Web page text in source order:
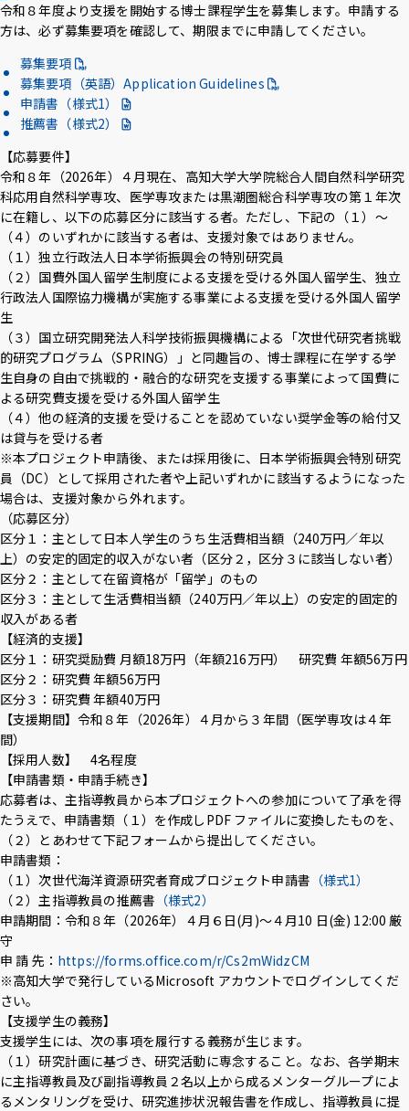
令和８年度より支援を開始する博士課程学生を募集します。申請する
方は、必ず募集要項を確認して、期限までに申請してください。
募集要項
募集要項（英語）Application Guidelines
申請書（様式1）
推薦書（様式2）
【応募要件】
令和８年（2026年）４月現在、高知大学大学院総合人間自然科学研究
科応用自然科学専攻、医学専攻または黒潮圏総合科学専攻の第１年次
に在籍し、以下の応募区分に該当する者。ただし、下記の（１）～
（４）のいずれかに該当する者は、支援対象ではありません。
（１）独立行政法人日本学術振興会の特別研究員
（２）国費外国人留学生制度による支援を受ける外国人留学生、独立
行政法人国際協力機構が実施する事業による支援を受ける外国人留学
生
（３）国立研究開発法人科学技術振興機構による「次世代研究者挑戦
的研究プログラム（SPRING）」と同趣旨の、博士課程に在学する学
生自身の自由で挑戦的・融合的な研究を支援する事業によって国費に
よる研究費支援を受ける外国人留学生
（４）他の経済的支援を受けることを認めていない奨学金等の給付又
は貸与を受ける者
※本プロジェクト申請後、または採用後に、日本学術振興会特別研究
員（DC）として採用された者や上記いずれかに該当するようになった
場合は、支援対象から外れます。
（応募区分）
区分１：主として日本人学生のうち生活費相当額（240万円／年以
上）の安定的固定的収入がない者（区分２，区分３に該当しない者）
区分２：主として在留資格が「留学」のもの
区分３：主として生活費相当額（240万円／年以上）の安定的固定的
収入がある者
【経済的支援】
区分１：研究奨励費 月額18万円（年額216万円） 研究費 年額56万円
区分２：研究費 年額56万円
区分３：研究費 年額40万円
【支援期間】令和８年（2026年）４月から３年間（医学専攻は４年
間）
【採用人数】 4名程度
【申請書類・申請手続き】
応募者は、主指導教員から本プロジェクトへの参加について了承を得
たうえで、申請書類（１）を作成しPDF ファイルに変換したものを、
（２）とあわせて下記フォームから提出してください。
申請書類：
（１）次世代海洋資源研究者育成プロジェクト申請書 （様式1）
（２）主指導教員の推薦書 （様式2）
申請期間：令和８年（2026年）４月６日(月)〜４月10 日(金) 12:00 厳
守
申 請 先： https://forms.office.com/r/Cs2mWidzCM
※高知大学で発行しているMicrosoft アカウントでログインしてくだ
さい。
【支援学生の義務】
支援学生には、次の事項を履行する義務が生じます。
（１）研究計画に基づき、研究活動に専念すること。なお、各学期末
に主指導教員及び副指導教員２名以上から成るメンターグループによ
るメンタリングを受け、研究進捗状況報告書を作成し、指導教員に提